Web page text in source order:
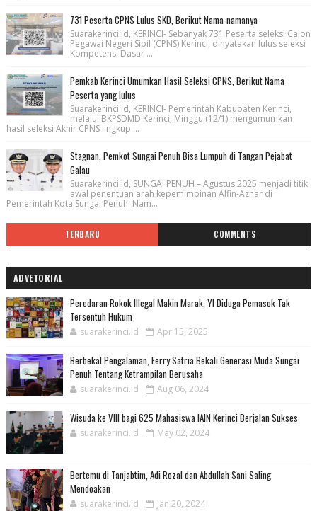
731 Peserta CPNS Lulus SKD, Berikut Nama-namanya
Suarakerinci.id, KERINCI- Sebanyak 731 Peserta seleksi Calon
Pegawai Negeri Sipil (CPNS) Kerinci, dinyatakan lulus seleksi
Kompetensi Dasar ...
Pemkab Kerinci Umumkan Hasil Seleksi CPNS, Berikut Nama
Peserta yang lulus
Suarakerinci.id, KERINCI- Pemerintah Kabupaten Kerinci,
melalui BKPSDMD Kerinci, Minggu (12/1) mengumumkan
hasil seleksi Akhir CPNS lingkup ...
Stagnan, Pemkot Sungai Penuh Bisa Lumpuh di Tangan Pejabat
Galau
Suarakerinci.id, SUNGAI PENUH – Agustus 2025 menjadi titik
awal penentuan arah kepemimpinan Alfin-Azhar di
Pemerintah Kota Sungai Penuh. Nam...
TERBARU COMMENTS
ADVETORIAL
Peredaran Rokok Illegal Makin Marak, YI Diduga Pemasok Tak
Tersentuh Hukum
suarakerinci.id Apr 15, 2025
Berbekal Pengalaman, Ferry Satria Bekali Generasi Muda Sungai
Penuh Tentang Ketrampilan Berusaha
suarakerinci.id Aug 06, 2024
Wisuda ke VIII bagi 625 Mahasiswa IAIN Kerinci Berjalan Sukses
suarakerinci.id May 02, 2024
Bertemu di Tanjabtim, Adi Rozal dan Abdullah Sani Saling
Mendoakan
suarakerinci.id Jan 20, 2024